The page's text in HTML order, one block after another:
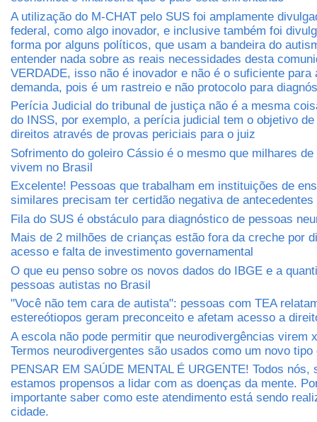
A utilização do M-CHAT pelo SUS foi amplamente
federal, como algo inovador, e inclusive também foi
forma por alguns políticos, que usam a bandeira do
entender nada sobre as reais necessidades desta
VERDADE, isso não é inovador e não é o suficiente para
demanda, pois é um rastreio e não protocolo para
Perícia Judicial do tribunal de justiça não é a mesma
do INSS, por exemplo, a perícia judicial tem o objetivo
direitos através de provas periciais para o juiz
Sofrimento do goleiro Cássio é o mesmo que milhares
vivem no Brasil
Excelente! Pessoas que trabalham em instituições de
similares precisam ter certidão negativa de
Fila do SUS é obstáculo para diagnóstico de pessoas
Mais de 2 milhões de crianças estão fora da creche por
acesso e falta de investimento governamental
O que eu penso sobre os novos dados do IBGE e a
pessoas autistas no Brasil
"Você não tem cara de autista": pessoas com TEA
estereótiopos geram preconceito e afetam acesso a
A escola não pode permitir que neurodivergências virem
Termos neurodivergentes são usados como um novo tipo
PENSAR EM SAÚDE MENTAL É URGENTE! Todos nós,
estamos propensos a lidar com as doenças da mente.
importante saber como este atendimento está sendo
cidade.